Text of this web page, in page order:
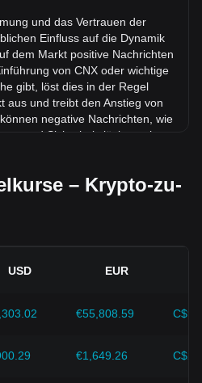
und das Vertrauen der
Einfluss auf die Dynamik
dem Markt positive Nachrichten
von CNX oder wichtige
gibt, löst dies in der Regel
aus und treibt den Anstieg von
negative Nachrichten, wie
und Sicherheitslücken, eine
Die Regierungspolitik und die
umgeben, haben einen
in Kryptowährungen
die Entwicklung von
und ihren Wert sinken lassen.
Makroökonomische Faktoren
– Krypto-zu-
USD EUR
€55,808.59
€1,649.26